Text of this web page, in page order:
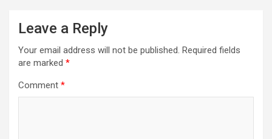
Leave a Reply
Your email address will not be published. Required fields
are marked *
Comment *